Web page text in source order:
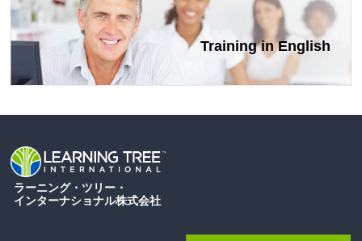
Training in English
ラーニング・ツリー・
インターナショナル株式会社